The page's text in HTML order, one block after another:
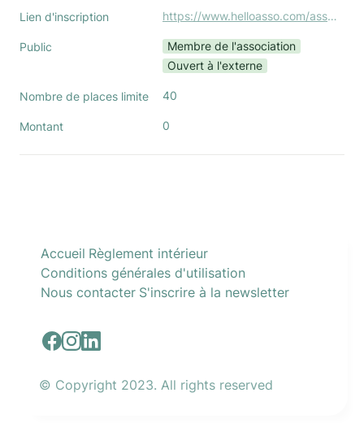
Lien d'inscription https://www.helloasso.com/associations/association-nationale-des-office-managers-boom/evenements/webinaire-service4print-et-blabla-boom
Public
Membre de l'association
Ouvert à l'externe
Nombre de places limite 40
Montant 0
Accueil Règlement intérieur
Conditions générales d'utilisation
Nous contacter S'inscrire à la newsletter
© Copyright 2023. All rights reserved